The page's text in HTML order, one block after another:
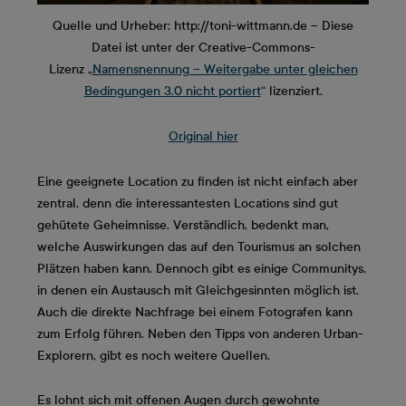
Quelle und Urheber: http://toni-wittmann.de – Diese
Datei ist unter der Creative-Commons-
Lizenz „Namensnennung – Weitergabe unter gleichen
Bedingungen 3.0 nicht portiert“ lizenziert.
Original hier
Eine geeignete Location zu finden ist nicht einfach aber
zentral, denn die interessantesten Locations sind gut
gehütete Geheimnisse. Verständlich, bedenkt man,
welche Auswirkungen das auf den Tourismus an solchen
Plätzen haben kann. Dennoch gibt es einige Communitys,
in denen ein Austausch mit Gleichgesinnten möglich ist.
Auch die direkte Nachfrage bei einem Fotografen kann
zum Erfolg führen. Neben den Tipps von anderen Urban-
Explorern, gibt es noch weitere Quellen.
Es lohnt sich mit offenen Augen durch gewohnte